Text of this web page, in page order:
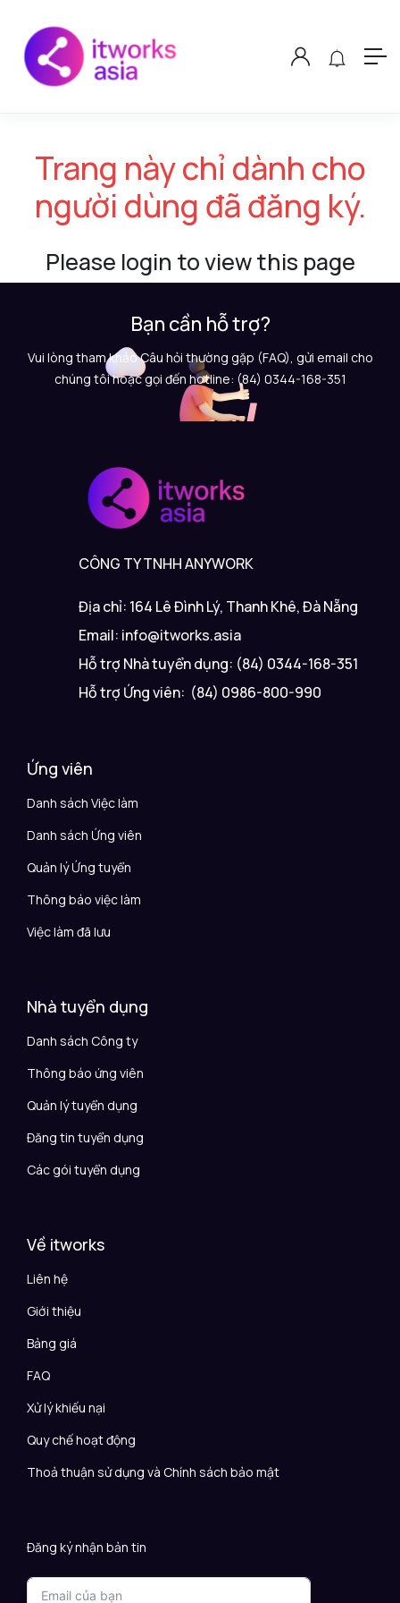
Trang này chỉ dành cho
người dùng đã đăng ký.
Please login to view this page
Bạn cần hỗ trợ?
Vui lòng tham khảo Câu hỏi thường gặp (FAQ), gửi email cho
chúng tôi hoặc gọi đến hotline: (84) 0344-168-351
CÔNG TY TNHH ANYWORK
Địa chỉ: 164 Lê Đình Lý, Thanh Khê, Đà Nẵng
Email: info@itworks.asia
Hỗ trợ Nhà tuyển dụng: (84) 0344-168-351
Hỗ trợ Ứng viên: (84) 0986-800-990
Ứng viên
Danh sách Việc làm
Danh sách Ứng viên
Quản lý Ứng tuyển
Thông báo việc làm
Việc làm đã lưu
Nhà tuyển dụng
Danh sách Công ty
Thông báo ứng viên
Quản lý tuyển dụng
Đăng tin tuyển dụng
Các gói tuyển dụng
Về itworks
Liên hệ
Giới thiệu
Bảng giá
FAQ
Xử lý khiếu nại
Quy chế hoạt động
Thoả thuận sử dụng và Chính sách bảo mật
Đăng ký nhận bản tin